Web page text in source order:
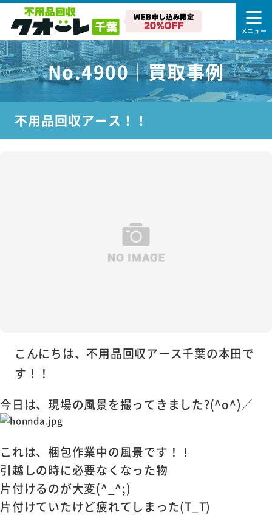
No.4900｜買取事例
不用品回収アース！！
こんにちは、不用品回収アース千葉の本田で
す！！
今日は、現場の風景を撮ってきました?(^o^)／
これは、梱包作業中の風景です！！
引越しの時に必要なくなった物
片付けるのが大変(^_^;)
片付けていたけど疲れてしまった(T_T)